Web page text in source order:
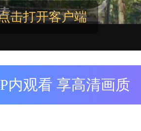
击打开客户端
内观看 享高清画质